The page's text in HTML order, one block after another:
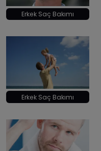
Erkek Saç Bakımı
Erkek Saç Bakımı